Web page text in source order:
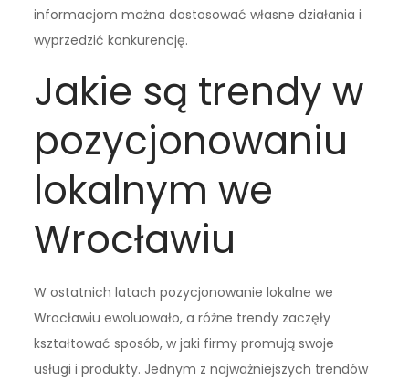
informacjom można dostosować własne działania i
wyprzedzić konkurencję.
Jakie są trendy w
pozycjonowaniu
lokalnym we
Wrocławiu
W ostatnich latach pozycjonowanie lokalne we
Wrocławiu ewoluowało, a różne trendy zaczęły
kształtować sposób, w jaki firmy promują swoje
usługi i produkty. Jednym z najważniejszych trendów